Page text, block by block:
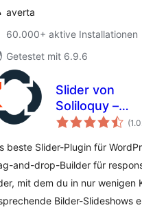
averta
60.000+ aktive Installationen
Getestet mit 6.9.6
Slider von
Soliloquy –
Responsiver
WordPress
beste Slider-Plugin für
and-drop-Builder für
mit dem du in nur wenigen
Bilder-Slideshows